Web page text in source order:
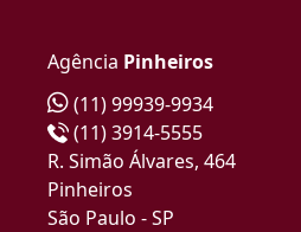
Agência Pinheiros
(11) 99939-9934
(11) 3914-5555
R. Simão Álvares, 464
Pinheiros
São Paulo - SP